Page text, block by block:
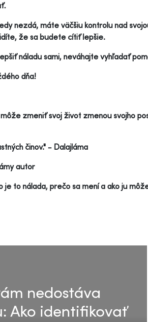
nezdá, máte väčšiu kontrolu nad
že sa budete cítiť lepšie.
náladu sami, neváhajte vyhľadať
dňa!
zmeniť svoj život zmenou svojho
činov." - Dalajláma
autor
to nálada, prečo sa mení a ako ju
nedostáva
Ako identifikovať